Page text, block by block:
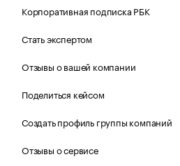
Корпоративная подписка РБК
Стать экспертом
Отзывы о вашей компании
Поделиться кейсом
Создать профиль группы компаний
Отзывы о сервисе